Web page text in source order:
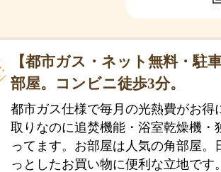
【都市ガス・ネット無料・駐
部屋。コンビニ徒歩3分。
都市ガス仕様で毎月の光熱費がお
取りなのに追焚機能・浴室乾燥機
ってます。お部屋は人気の角部屋
っとしたお買い物に便利な立地です。